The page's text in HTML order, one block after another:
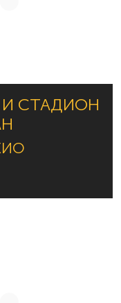
СТАДИОН